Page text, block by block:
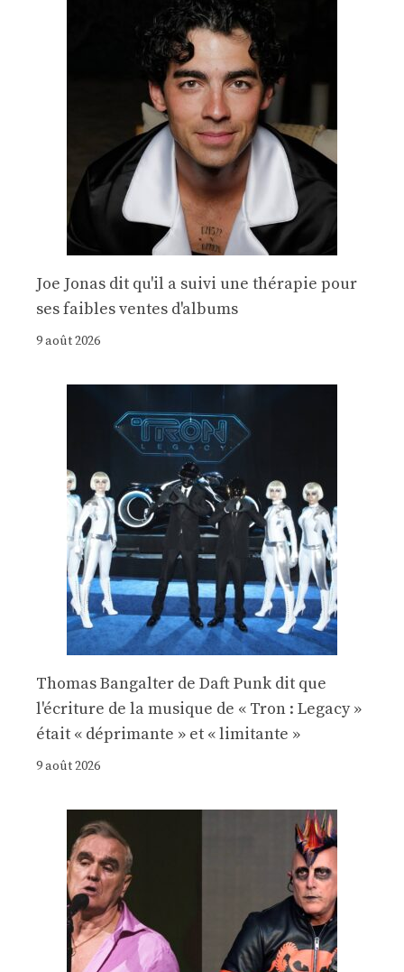
Joe Jonas dit qu'il a suivi une thérapie pour
ses faibles ventes d'albums
9 août 2026
Thomas Bangalter de Daft Punk dit que
l'écriture de la musique de « Tron : Legacy »
était « déprimante » et « limitante »
9 août 2026